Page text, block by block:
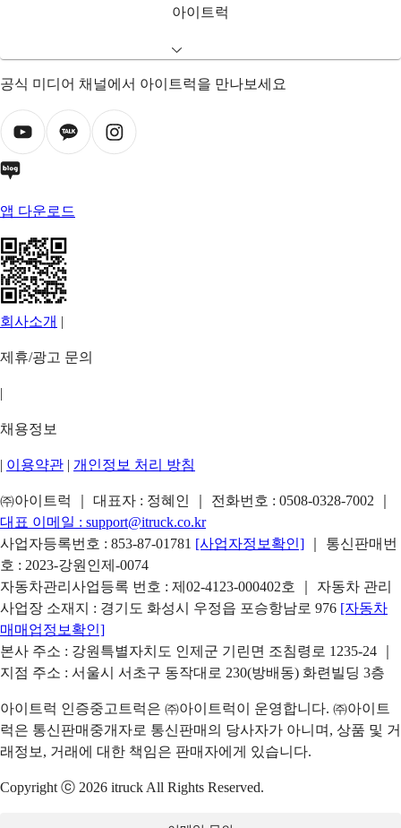
아이트럭
공식 미디어 채널에서 아이트럭을 만나보세요
앱 다운로드
회사소개 |
제휴/광고 문의
|
채용정보
| 이용약관 | 개인정보 처리 방침
㈜아이트럭 ｜ 대표자 : 정혜인 ｜ 전화번호 : 0508-0328-7002
대표 이메일 : support@itruck.co.kr
사업자등록번호 : 853-87-01781 [사업자정보확인]
｜ 통신판매번
호 : 2023-강원인제-0074
자동차관리사업등록 번호 : 제02-4123-000402호 ｜ 자동차 관리
사업장 소재지 : 경기도 화성시 우정읍 포승항남로 976 [자동차
매매업정보확인]
본사 주소 : 강원특별자치도 인제군 기린면 조침령로 1235-24 ｜
지점 주소 : 서울시 서초구 동작대로 230(방배동) 화련빌딩 3층
아이트럭 인증중고트럭은 ㈜아이트럭이 운영합니다. ㈜아이트
럭은 통신판매중개자로 통신판매의 당사자가 아니며, 상품 및 거
래정보, 거래에 대한 책임은 판매자에게 있습니다.
Copyright ⓒ 2026 itruck All Rights Reserved.